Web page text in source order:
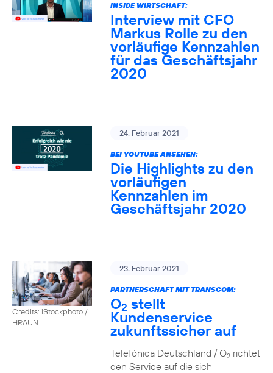
INSIDE WIRTSCHAFT:
Interview mit CFO
Markus Rolle zu den
vorläufige Kennzahlen
für das Geschäftsjahr
2020
24. Februar 2021
BEI YOUTUBE ANSEHEN:
Die Highlights zu den
vorläufigen
Kennzahlen im
Geschäftsjahr 2020
Credits: iStockphoto /
HRAUN
23. Februar 2021
PARTNERSCHAFT MIT TRANSCOM:
O2 stellt
Kundenservice
zukunftssicher auf
Telefónica Deutschland / O2richtet
den Service auf die sich